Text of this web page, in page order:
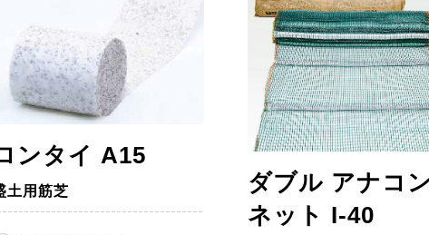
ンタイ A15
土用筋芝
ダブル アナコ
ネット I-40